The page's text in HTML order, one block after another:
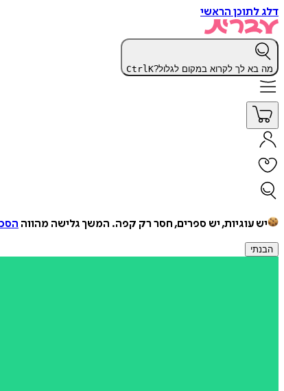
דלג לתוכן הראשי
מה בא לך לקרוא במקום לגלול? CtrlK
יש עוגיות, יש ספרים, חסר רק קפה. המשך גלישה מהווה
הבנתי